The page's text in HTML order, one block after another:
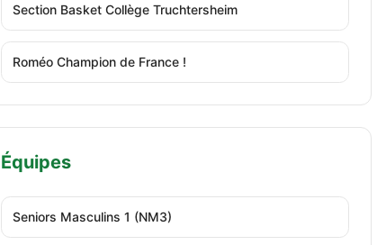
Section Basket Collège Truchtersheim
Roméo Champion de France !
Équipes
Seniors Masculins 1 (NM3)